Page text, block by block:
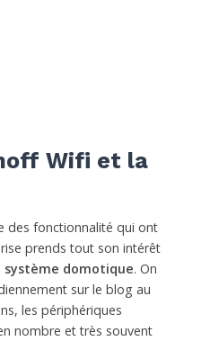
Wifi et la
des fonctionnalité qui ont
prends tout son intérêt
système domotique. On
sur le blog au
les périphériques
nombre et très souvent